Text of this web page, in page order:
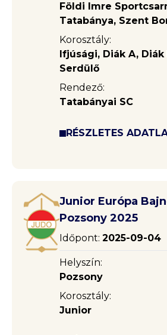
Földi Imre
Tatabánya, Szent
Korosztály:
Ifjúsági, Diák A, Diák
Serdülő
Rendező:
Tatabányai SC
RÉSZLETES
Junior Európa
Pozsony 2025
Időpont: 2025-09-04
Helyszín:
Pozsony
Korosztály:
Junior